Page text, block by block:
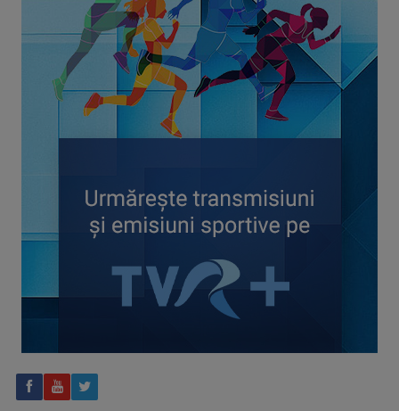
CONCACAF respinge planul FIFA de privatizare parțială a
Tenis internațional la Târgu Mureș! TVR Sport transmite